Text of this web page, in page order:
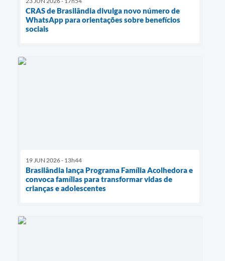
CRAS de Brasilândia divulga novo número de
WhatsApp para orientações sobre benefícios
sociais
19 JUN 2026 - 13h44
Brasilândia lança Programa Família Acolhedora e
convoca famílias para transformar vidas de
crianças e adolescentes